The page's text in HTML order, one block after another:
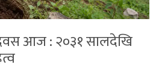
आज : २०३१ सालदेखि